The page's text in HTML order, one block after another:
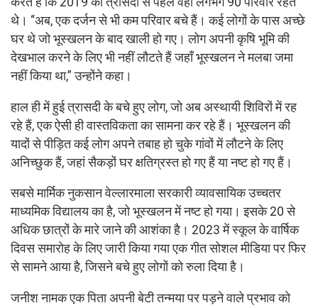
थे। “अब, एक दर्जन से भी कम परिवार बचे हैं। कई लोगों के पास अच्छे
घर थे जो भूस्खलन के बाद खाली हो गए। लोग अपनी कृषि भूमि की
देखभाल करने के लिए भी नहीं लौटते हैं जहाँ भूस्खलन ने मलबा जमा
नहीं किया था,” उन्होंने कहा।
हाल ही में हुई त्रासदी के बचे हुए लोग, जो अब अस्थायी शिविरों में रह
रहे हैं, एक ऐसी ही वास्तविकता का सामना कर रहे हैं। भूस्खलन की
यादों से पीड़ित कई लोग अपने तबाह हो चुके गांवों में लौटने के लिए
अनिच्छुक हैं, जहां सैकड़ों घर क्षतिग्रस्त हो गए हैं या नष्ट हो गए हैं।
सबसे मार्मिक नुकसान वेल्लारमाला सरकारी व्यावसायिक उच्चतर
माध्यमिक विद्यालय का है, जो भूस्खलन में नष्ट हो गया। इसके 20 से
अधिक छात्रों के मारे जाने की आशंका है। 2023 में स्कूल के वार्षिक
दिवस समारोह के लिए जारी किया गया एक गीत सोशल मीडिया पर फिर
से सामने आया है, जिसने बचे हुए लोगों को रुला दिया है।
जनीश नामक एक पिता अपनी बेटी तन्मया पर पड़ने वाले प्रभाव को